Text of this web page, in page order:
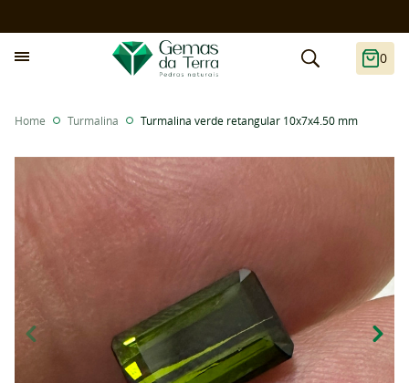
0
Home Turmalina Turmalina verde retangular 10x7x4.50 mm